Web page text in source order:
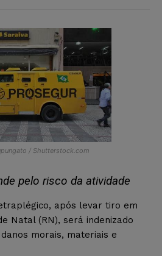
/ Shutterstock.com
pelo risco da atividade
após levar tiro em
Natal (RN), será indenizado
danos morais, materiais e